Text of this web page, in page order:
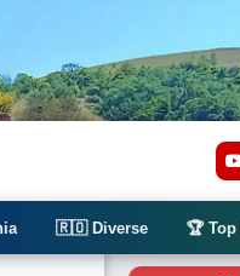
🇷🇴 Diverse 🏆